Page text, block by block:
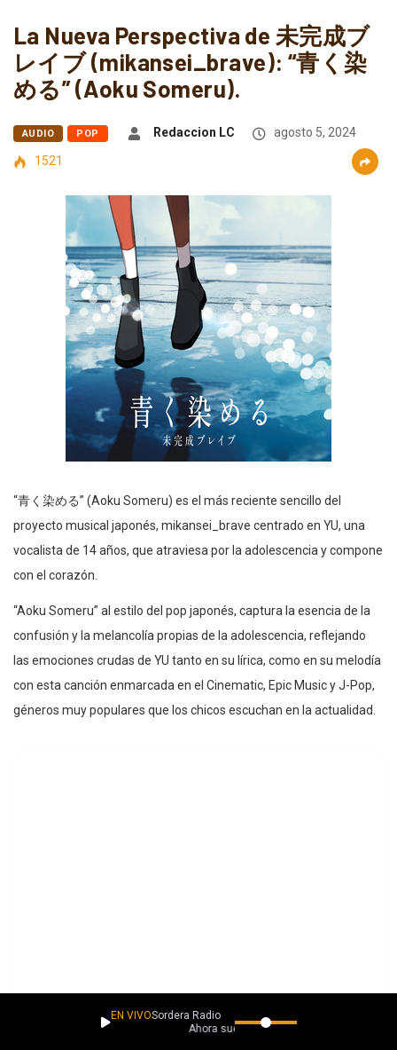
La Nueva Perspectiva de 未完成ブ
レイブ (mikansei_brave): “青く染
める” (Aoku Someru).
AUDIO POP Redaccion LC
agosto 5, 2024
1521
“青く染める” (Aoku Someru) es el más reciente sencillo del
proyecto musical japonés, mikansei_brave centrado en YU, una
vocalista de 14 años, que atraviesa por la adolescencia y compone
con el corazón.
“Aoku Someru” al estilo del pop japonés, captura la esencia de la
confusión y la melancolía propias de la adolescencia, reflejando
las emociones crudas de YU tanto en su lírica, como en su melodía
con esta canción enmarcada en el Cinematic, Epic Music y J-Pop,
géneros muy populares que los chicos escuchan en la actualidad.
EN VIVOSordera Radio
Ahora suena